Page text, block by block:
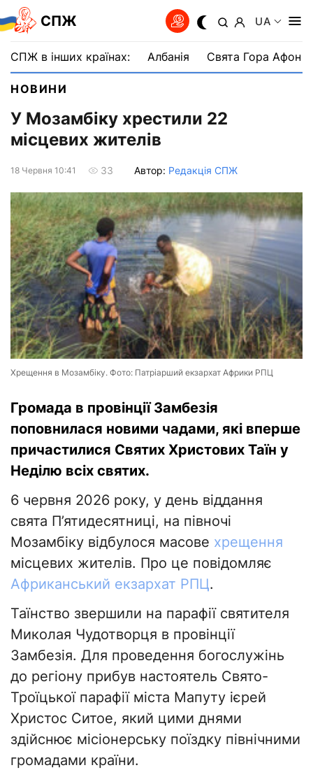
СПЖ UA
СПЖ в інших країнах: Албанія Свята Гора Афон
НОВИНИ
У Мозамбіку хрестили 22
місцевих жителів
18 Червня 10:41 33 Автор: Редакція СПЖ
Хрещення в Мозамбіку. Фото: Патріарший екзархат Африки РПЦ
Громада в провінції Замбезія
поповнилася новими чадами, які вперше
причастилися Святих Христових Таїн у
Неділю всіх святих.
6 червня 2026 року, у день віддання
свята П’ятидесятниці, на півночі
Мозамбіку відбулося масове хрещення
місцевих жителів. Про це повідомляє
Африканський екзархат РПЦ.
Таїнство звершили на парафії святителя
Миколая Чудотворця в провінції
Замбезія. Для проведення богослужінь
до регіону прибув настоятель Свято-
Троїцької парафії міста Мапуту ієрей
Христос Ситое, який цими днями
здійснює місіонерську поїздку північними
громадами країни.